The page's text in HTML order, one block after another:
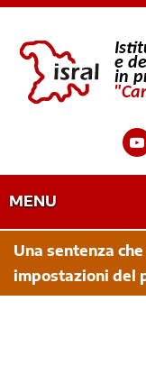
MENU
Una sentenza
impostazioni del